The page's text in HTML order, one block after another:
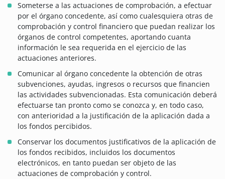
Someterse a las actuaciones de comprobación, a efectuar
por el órgano concedente, así como cualesquiera otras de
comprobación y control financiero que puedan realizar los
órganos de control competentes, aportando cuanta
información le sea requerida en el ejercicio de las
actuaciones anteriores.
Comunicar al órgano concedente la obtención de otras
subvenciones, ayudas, ingresos o recursos que financien
las actividades subvencionadas. Esta comunicación deberá
efectuarse tan pronto como se conozca y, en todo caso,
con anterioridad a la justificación de la aplicación dada a
los fondos percibidos.
Conservar los documentos justificativos de la aplicación de
los fondos recibidos, incluidos los documentos
electrónicos, en tanto puedan ser objeto de las
actuaciones de comprobación y control.